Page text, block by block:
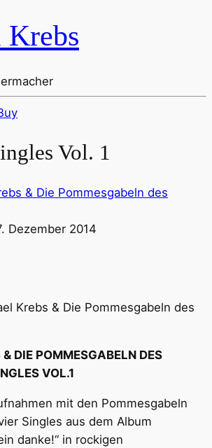
Vol. 1
& Die Pommesgabeln des
Dezember 2014
Krebs & Die Pommesgabeln des
DIE POMMESGABELN DES
VOL.1
mit den Pommesgabeln
Singles aus dem Album
danke!“ in rockigen